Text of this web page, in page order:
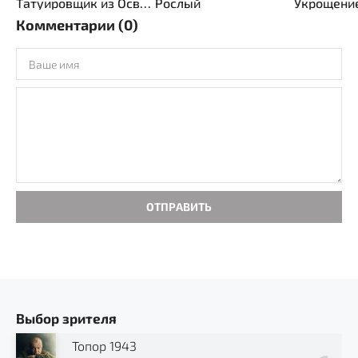
Комментарии (0)
ОТПРАВИТЬ
Выбор зрителя
Топор 1943